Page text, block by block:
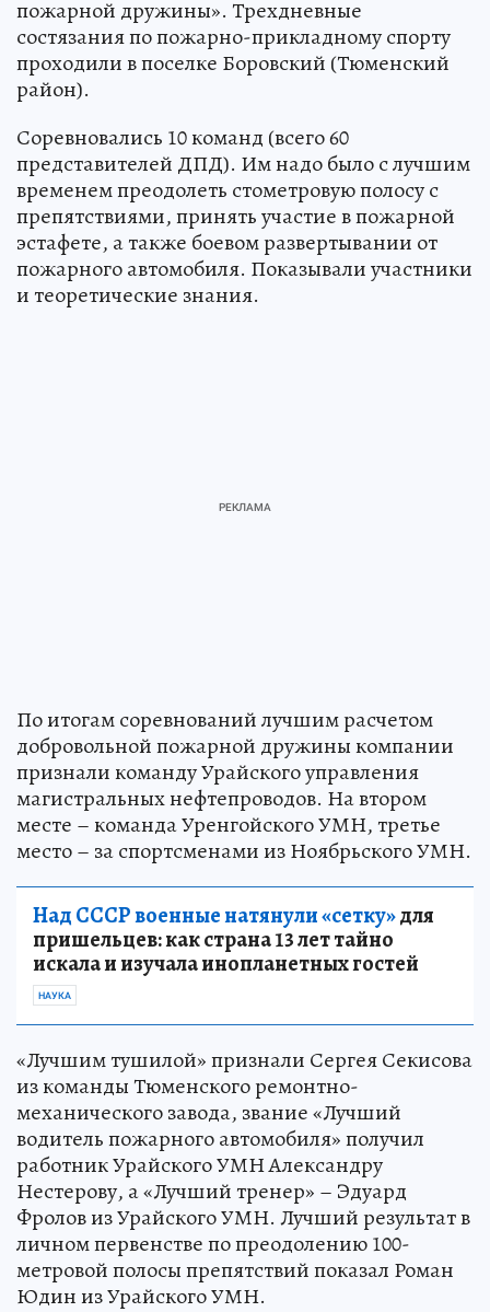
пожарной дружины». Трехдневные
состязания по пожарно-прикладному спорту
проходили в поселке Боровский (Тюменский
район).
Соревновались 10 команд (всего 60
представителей ДПД). Им надо было с лучшим
временем преодолеть стометровую полосу с
препятствиями, принять участие в пожарной
эстафете, а также боевом развертывании от
пожарного автомобиля. Показывали участники
и теоретические знания.
По итогам соревнований лучшим расчетом
добровольной пожарной дружины компании
признали команду Урайского управления
магистральных нефтепроводов. На втором
месте – команда Уренгойского УМН, третье
место – за спортсменами из Ноябрьского УМН.
Над СССР военные натянули «сетку»для
пришельцев: как страна 13 лет тайно
искала и изучала инопланетных гостей
НАУКА
«Лучшим тушилой» признали Сергея Секисова
из команды Тюменского ремонтно-
механического завода, звание «Лучший
водитель пожарного автомобиля» получил
работник Урайского УМН Александру
Нестерову, а «Лучший тренер» – Эдуард
Фролов из Урайского УМН. Лучший результат в
личном первенстве по преодолению 100-
метровой полосы препятствий показал Роман
Юдин из Урайского УМН.